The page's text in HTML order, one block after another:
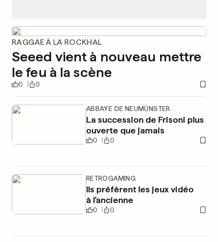
RAGGAE À LA ROCKHAL
Seeed vient à nouveau mettre
le feu à la scène
0 0
ABBAYE DE NEUMÜNSTER
La succession de Frisoni plus
ouverte que jamais
0 0
RETROGAMING
Ils préfèrent les jeux vidéo
à l'ancienne
0 0